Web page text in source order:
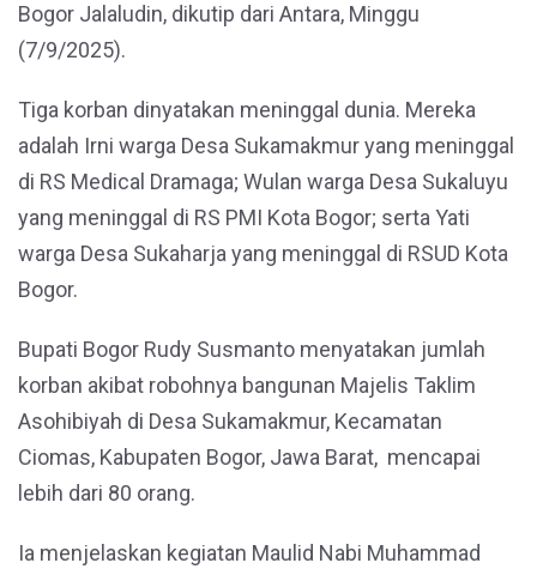
Bogor Jalaludin, dikutip dari Antara, Minggu
(7/9/2025).
Tiga korban dinyatakan meninggal dunia. Mereka
adalah Irni warga Desa Sukamakmur yang meninggal
di RS Medical Dramaga; Wulan warga Desa Sukaluyu
yang meninggal di RS PMI Kota Bogor; serta Yati
warga Desa Sukaharja yang meninggal di RSUD Kota
Bogor.
Bupati Bogor Rudy Susmanto menyatakan jumlah
korban akibat robohnya bangunan Majelis Taklim
Asohibiyah di Desa Sukamakmur, Kecamatan
Ciomas, Kabupaten Bogor, Jawa Barat, mencapai
lebih dari 80 orang.
Ia menjelaskan kegiatan Maulid Nabi Muhammad